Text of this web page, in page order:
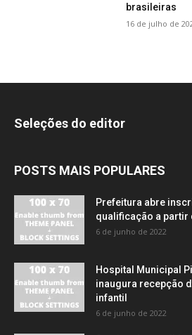
brasileiras
16 de julho de
Seleções do editor
POSTS MAIS POPULARES
Prefeitura abre
qualificação a partir
6 de junho de 2022
Hospital Municipal
inaugura recepção
infantil
6 de junho de 2022